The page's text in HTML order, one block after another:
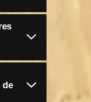
de